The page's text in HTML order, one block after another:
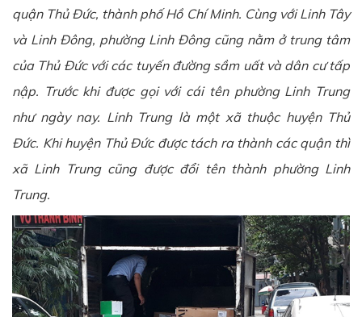
quận Thủ Đức, thành phố Hồ Chí Minh. Cùng với Linh Tây
và Linh Đông, phường Linh Đông cũng nằm ở trung tâm
của Thủ Đức với các tuyến đường sầm uất và dân cư tấp
nập. Trước khi được gọi với cái tên phường Linh Trung
như ngày nay. Linh Trung là một xã thuộc huyện Thủ
Đức. Khi huyện Thủ Đức được tách ra thành các quận thì
xã Linh Trung cũng được đổi tên thành phường Linh
Trung.